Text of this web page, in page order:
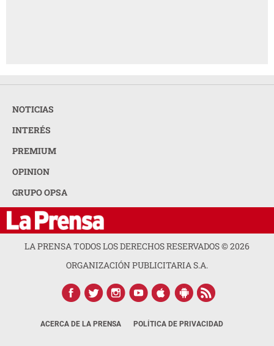
NOTICIAS
INTERÉS
PREMIUM
OPINION
GRUPO OPSA
LA PRENSA TODOS LOS DERECHOS RESERVADOS ©2026
ORGANIZACIÓN PUBLICITARIA S.A.
ACERCA DE LA PRENSA POLÍTICA DE PRIVACIDAD